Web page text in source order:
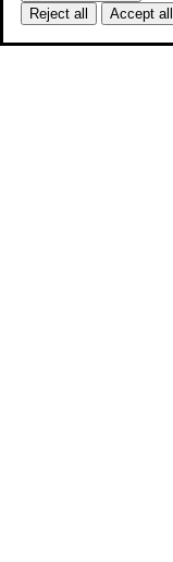
Reject all
Accept all